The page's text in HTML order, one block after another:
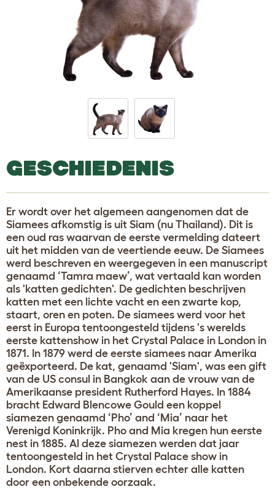
GESCHIEDENIS
Er wordt over het algemeen aangenomen dat de
Siamees afkomstig is uit Siam (nu Thailand). Dit is
een oud ras waarvan de eerste vermelding dateert
uit het midden van de veertiende eeuw. De Siamees
werd beschreven en weergegeven in een manuscript
genaamd ‘Tamra maew’, wat vertaald kan worden
als 'katten gedichten'. De gedichten beschrijven
katten met een lichte vacht en een zwarte kop,
staart, oren en poten. De siamees werd voor het
eerst in Europa tentoongesteld tijdens 's werelds
eerste kattenshow in het Crystal Palace in London in
1871. In 1879 werd de eerste siamees naar Amerika
geëxporteerd. De kat, genaamd 'Siam', was een gift
van de US consul in Bangkok aan de vrouw van de
Amerikaanse president Rutherford Hayes. In 1884
bracht Edward Blencowe Gould een koppel
siamezen genaamd ‘Pho’ and ‘Mia’ naar het
Verenigd Koninkrijk. Pho and Mia kregen hun eerste
nest in 1885. Al deze siamezen werden dat jaar
tentoongesteld in het Crystal Palace show in
London. Kort daarna stierven echter alle katten
door een onbekende oorzaak.